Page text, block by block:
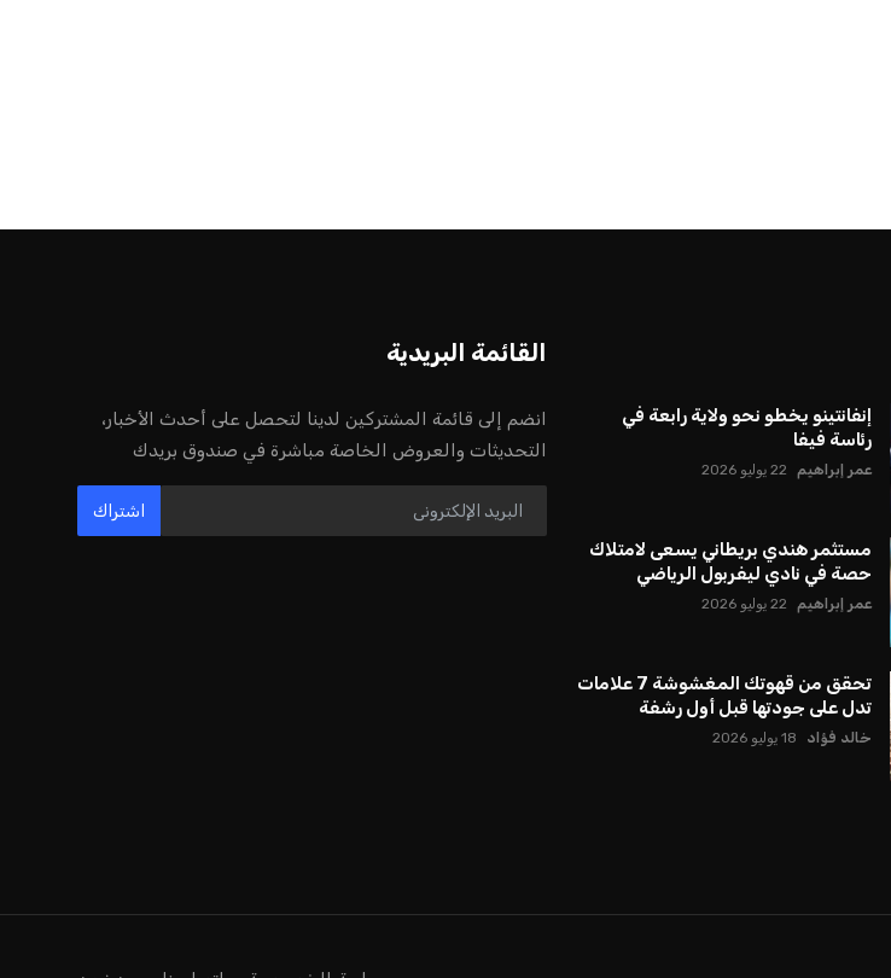
إنفانتينو يخطو نحو ولاية رابعة في
رئاسة فيفا
عمر إبراهيم 22 يوليو 2026
مستثمر هندي بريطاني يسعى لامتلاك
حصة في نادي ليفربول الرياضي
عمر إبراهيم 22 يوليو 2026
تحقق من قهوتك المغشوشة 7 علامات
تدل على جودتها قبل أول رشفة
خالد فؤاد 18 يوليو 2026
القائمة البريدية
انضم إلى قائمة المشتركين لدينا لتحصل على أحدث الأخبار،
التحديثات والعروض الخاصة مباشرة في صندوق بريدك
اشتراك